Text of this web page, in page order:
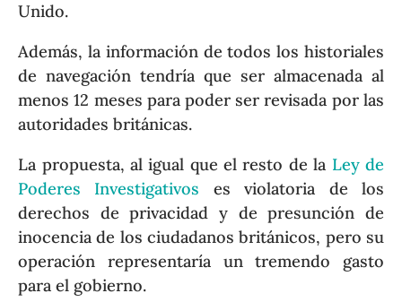
Unido.
Además, la información de todos los historiales
de navegación tendría que ser almacenada al
menos 12 meses para poder ser revisada por las
autoridades británicas.
La propuesta, al igual que el resto de la Ley de
Poderes Investigativos es violatoria de los
derechos de privacidad y de presunción de
inocencia de los ciudadanos británicos, pero su
operación representaría un tremendo gasto
para el gobierno.